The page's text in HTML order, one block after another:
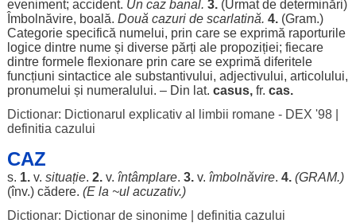
eveniment; accident. Un caz banal. 3.(Urmatde determinări)
Îmbolnăvire, boală. Două cazuride scarlatină. 4.(Gram.)
Categorie specifică numelui, prin care se exprimă raporturile
logice dintre numeși diverse părți ale propoziției; fiecare
dintre formele flexionareprin care se exprimă diferitele
funcțiuni sintactice ale substantivului, adjectivului, articolului,
pronumelui și numeralului. – Din lat. casus, fr. cas.
Dictionar: Dictionarul explicativ al limbii romane - DEX '98|
definitia cazului
CAZ
s. 1.v. situație. 2.v. întâmplare. 3.v. îmbolnăvire. 4. (GRAM.)
(înv.) cădere. (E la ~ul acuzativ.)
Dictionar: Dictionar de sinonime| definitia cazului